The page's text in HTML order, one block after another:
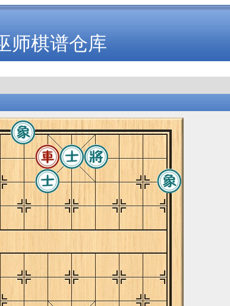
师棋谱仓库